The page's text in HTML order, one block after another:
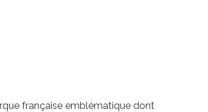
française emblématique dont